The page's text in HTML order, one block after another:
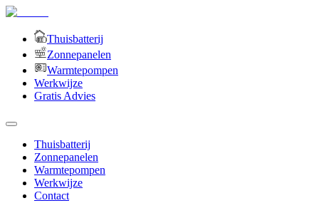
Thuisbatterij
Zonnepanelen
Warmtepompen
Werkwijze
Gratis Advies
Thuisbatterij
Zonnepanelen
Warmtepompen
Werkwijze
Contact